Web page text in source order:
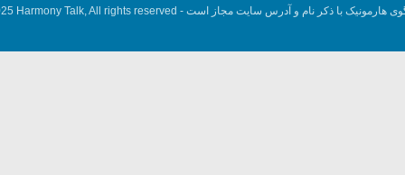
هارمونیک با ذکر نام و آدرس سایت مجاز است - Harmony Talk, All rights reserved.